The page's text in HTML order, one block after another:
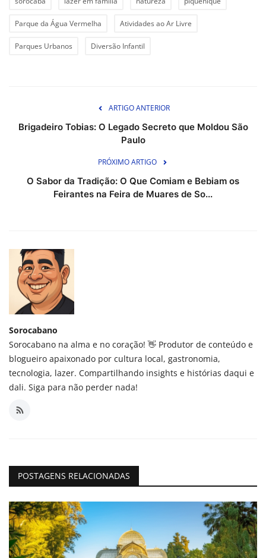
Parque da Água Vermelha Atividades ao Ar Livre
Parques Urbanos Diversão Infantil
ARTIGO ANTERIOR
Brigadeiro Tobias: O Legado Secreto que Moldou São
Paulo
PRÓXIMO ARTIGO
O Sabor da Tradição: O Que Comiam e Bebiam os
Feirantes na Feira de Muares de So...
Sorocabano
Sorocabano na alma e no coração! 👋 Produtor de conteúdo e
blogueiro apaixonado por cultura local, gastronomia,
tecnologia, lazer. Compartilhando insights e histórias daqui e
dali. Siga para não perder nada!
POSTAGENS RELACIONADAS